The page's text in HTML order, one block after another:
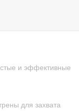
и эффективные
для захвата